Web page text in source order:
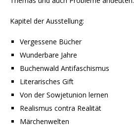
Kapitel der Ausstellung:
Vergessene Bücher
Wunderbare Jahre
Buchenwald Antifaschismus
Literarisches Gift
Von der Sowjetunion lernen
Realismus contra Realität
Märchenwelten